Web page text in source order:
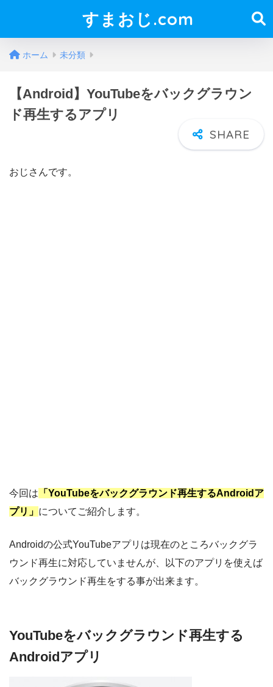
すまおじ.com
ホーム 未分類
【Android】YouTubeをバックグラウン
ド再生するアプリ
おじさんです。
今回は 「YouTubeをバックグラウンド再生するAndroidア
プリ」 についてご紹介します。
Androidの公式YouTubeアプリは現在のところバックグラ
ウンド再生に対応していませんが、以下のアプリを使えば
バックグラウンド再生をする事が出来ます。
YouTubeをバックグラウンド再生する
Androidアプリ